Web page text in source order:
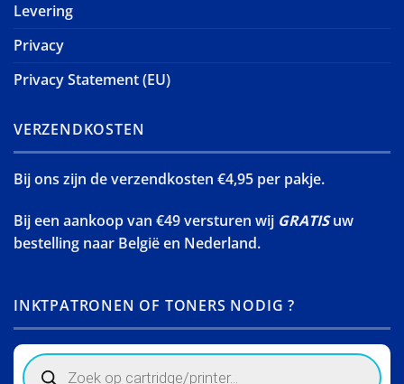
Levering
Privacy
Privacy Statement (EU)
VERZENDKOSTEN
Bij ons zijn de verzendkosten €4,95 per pakje.
Bij een aankoop van €49 versturen wij GRATISuw
bestelling naar België en Nederland.
INKTPATRONEN OF TONERS NODIG ?
Products
search